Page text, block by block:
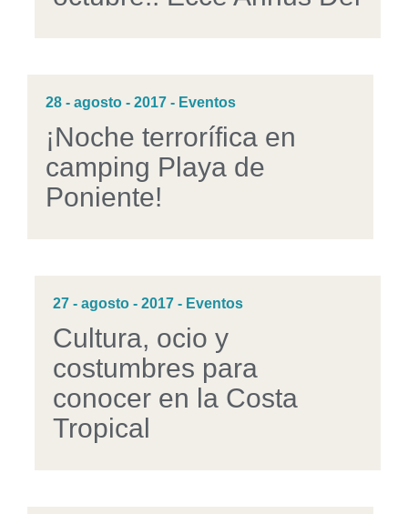
28 - agosto - 2017 - Eventos
¡Noche terrorífica en
camping Playa de
Poniente!
27 - agosto - 2017 - Eventos
Cultura, ocio y
costumbres para
conocer en la Costa
Tropical